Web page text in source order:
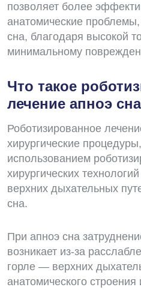
позволяет более
анатомические
сна, благодаря высокой
минимальному
Что такое
лечение апноэ
Роботизированное
хирургические
использованием
хирургических
верхних дыхательных
сна.
При апноэ сна
возникает из-за
горле — верхних
анатомического